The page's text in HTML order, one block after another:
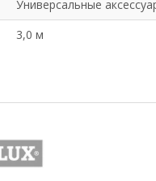
Универсальные
3,0 м